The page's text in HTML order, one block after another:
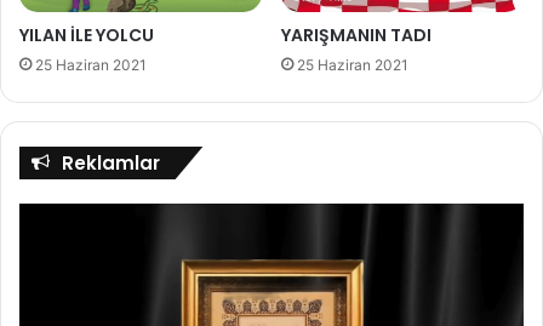
YILAN İLE YOLCU
25 Haziran 2021
YARIŞMANIN TADI
25 Haziran 2021
Reklamlar